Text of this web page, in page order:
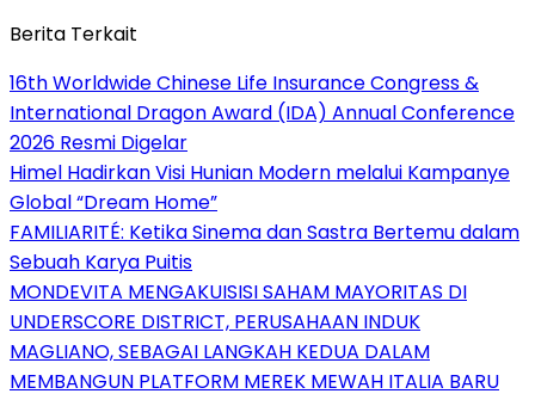
Berita Terkait
16th Worldwide Chinese Life Insurance Congress &
International Dragon Award (IDA) Annual Conference
2026 Resmi Digelar
Himel Hadirkan Visi Hunian Modern melalui Kampanye
Global “Dream Home”
FAMILIARITÉ: Ketika Sinema dan Sastra Bertemu dalam
Sebuah Karya Puitis
MONDEVITA MENGAKUISISI SAHAM MAYORITAS DI
UNDERSCORE DISTRICT, PERUSAHAAN INDUK
MAGLIANO, SEBAGAI LANGKAH KEDUA DALAM
MEMBANGUN PLATFORM MEREK MEWAH ITALIA BARU